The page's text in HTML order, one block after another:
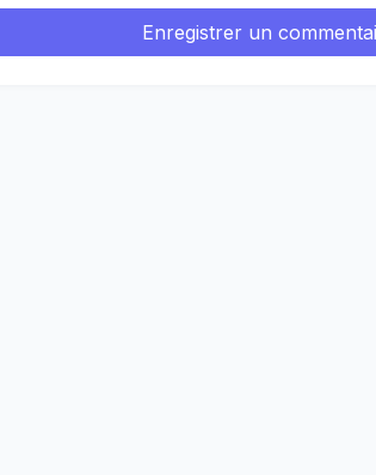
Enregistrer un